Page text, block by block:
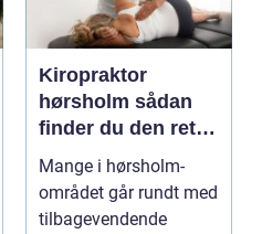
Kiropraktor
hørsholm sådan
finder du den rette
behandling i
nordsjælland
Mange i hørsholm-
området går rundt med
tilbagevendende